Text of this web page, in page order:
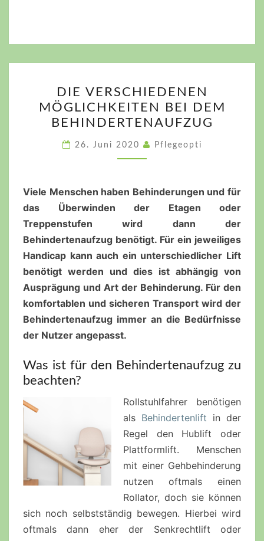
VERSCHIEDENEN
MÖGLICHKEITEN
BEI
DEM
BEHINDERTENAUFZUG
DIE VERSCHIEDENEN
MÖGLICHKEITEN BEI DEM
BEHINDERTENAUFZUG
26. Juni 2020 Pflegeopti
Viele Menschen haben Behinderungen und für
das Überwinden der Etagen oder
Treppenstufen wird dann der
Behindertenaufzug benötigt. Für ein jeweiliges
Handicap kann auch ein unterschiedlicher Lift
benötigt werden und dies ist abhängig von
Ausprägung und Art der Behinderung. Für den
komfortablen und sicheren Transport wird der
Behindertenaufzug immer an die Bedürfnisse
der Nutzer angepasst.
Was ist für den Behindertenaufzug zu
beachten?
Rollstuhlfahrer benötigen
als Behindertenlift in der
Regel den Hublift oder
Plattformlift. Menschen
mit einer Gehbehinderung
nutzen oftmals einen
Rollator, doch sie können
sich noch selbstständig bewegen. Hierbei wird
oftmals dann eher der Senkrechtlift oder